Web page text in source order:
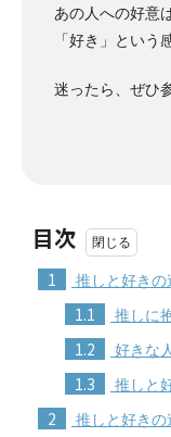
あの人への好意
「好き」という
迷ったら、ぜひ
目次
1 推しと好きの
1.1 推しに
1.2 好きな
1.3 推しと
2 推しと好きの